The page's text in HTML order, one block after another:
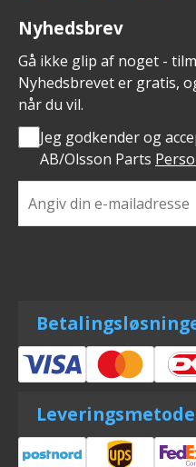
Nyhedsbrev
Gå ikke glip af noget -
Nyhedsbrevet er gratis,
når du vil.
Jeg godkender og
AB/Olsson Parts
Leveringsmetode